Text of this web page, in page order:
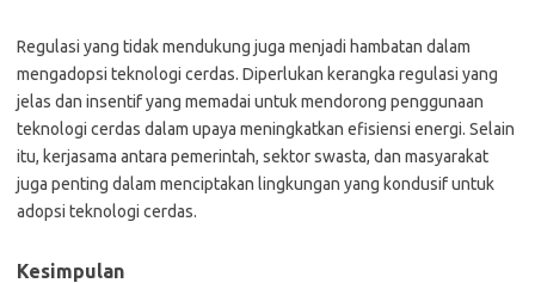
Regulasi yang tidak mendukung juga menjadi hambatan dalam
mengadopsi teknologi cerdas. Diperlukan kerangka regulasi yang
jelas dan insentif yang memadai untuk mendorong penggunaan
teknologi cerdas dalam upaya meningkatkan efisiensi energi. Selain
itu, kerjasama antara pemerintah, sektor swasta, dan masyarakat
juga penting dalam menciptakan lingkungan yang kondusif untuk
adopsi teknologi cerdas.
Kesimpulan